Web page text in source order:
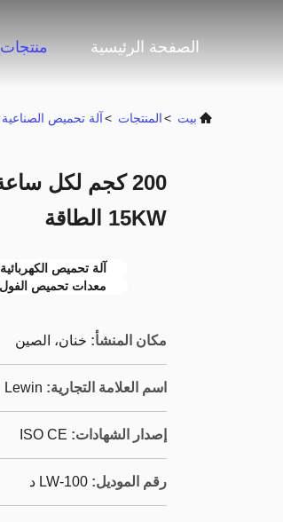
الصفحة الرئيسية منتجات
بيت >المنتجات >آلة تحميص الصناعية
15KW الطاقة
آلة تحميص الكهربائية
معدات تحميص الفول
مكان المنشأ: خنان، الصين
اسم العلامة التجارية: Lewin
إصدار الشهادات: ISO CE
رقم الموديل: LW-100 د